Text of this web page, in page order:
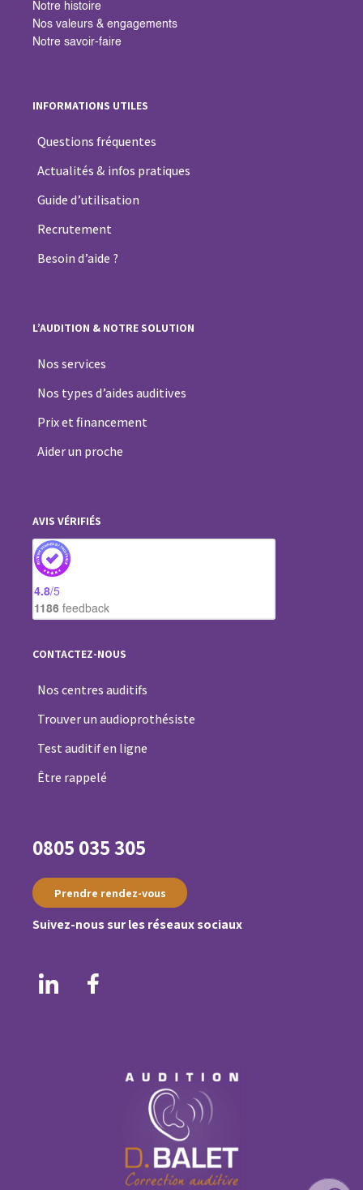
Notre histoire
Nos valeurs & engagements
Notre savoir-faire
INFORMATIONS UTILES
Questions fréquentes
Actualités & infos pratiques
Guide d’utilisation
Recrutement
Besoin d’aide ?
L’AUDITION & NOTRE SOLUTION
Nos services
Nos types d’aides auditives
Prix et financement
Aider un proche
AVIS VÉRIFIÉS
4.8/5
1186 feedback
CONTACTEZ-NOUS
Nos centres auditifs
Trouver un audioprothésiste
Test auditif en ligne
Être rappelé
0805 035 305
Prendre rendez-vous
Suivez-nous sur les réseaux sociaux